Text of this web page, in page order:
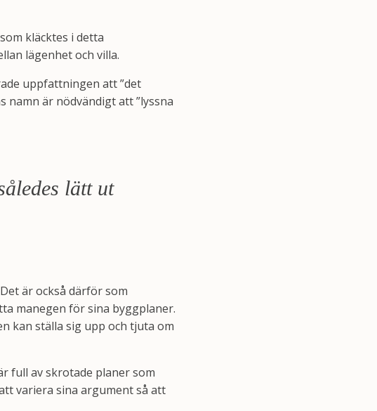
kläcktes i detta
lägenhet och villa.
uppfattningen att ”det
är nödvändigt att ”lyssna
lätt ut
är också därför som
manegen för sina byggplaner.
kan ställa sig upp och tjuta om
full av skrotade planer som
variera sina argument så att